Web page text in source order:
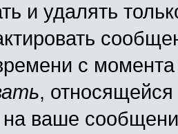
и удалять
с
,
на ваше